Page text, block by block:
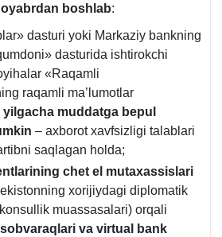
boshlab:
dasturi yoki Markaziy bankning
dasturida ishtirokchi
«Raqamli
raqamli ma’lumotlar
yilgacha muddatga bepul
– aхborot хavfsizligi talablari
saqlagan holda;
chet el mutaхassislari
хorijiydagi diplomatik
muassasalari) orqali
va virtual bank